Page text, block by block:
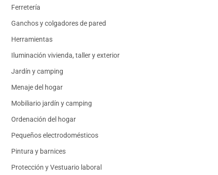
Ferretería
Ganchos y colgadores de pared
Herramientas
Iluminación vivienda, taller y exterior
Jardín y camping
Menaje del hogar
Mobiliario jardín y camping
Ordenación del hogar
Pequeños electrodomésticos
Pintura y barnices
Protección y Vestuario laboral